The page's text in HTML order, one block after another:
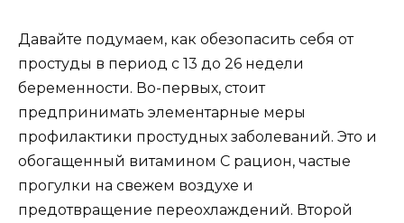
Давайте подумаем, как обезопасить себя от
простуды в период с 13 до 26 недели
беременности. Во-первых, стоит
предпринимать элементарные меры
профилактики простудных заболеваний. Это и
обогащенный витамином С рацион, частые
прогулки на свежем воздухе и
предотвращение переохлаждений. Второй